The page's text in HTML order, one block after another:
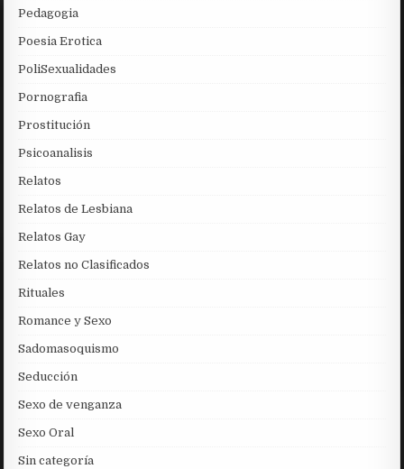
Pedagogia
Poesia Erotica
PoliSexualidades
Pornografia
Prostitución
Psicoanalisis
Relatos
Relatos de Lesbiana
Relatos Gay
Relatos no Clasificados
Rituales
Romance y Sexo
Sadomasoquismo
Seducción
Sexo de venganza
Sexo Oral
Sin categoría